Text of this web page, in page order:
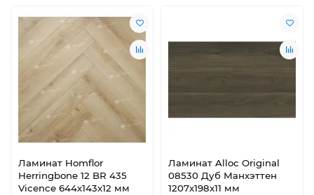
Ламинат Homflor
Herringbone 12 BR 435
Vicence 644х143х12 мм
Ламинат Alloc Original
08530 Дуб Манхэттен
1207х198х11 мм